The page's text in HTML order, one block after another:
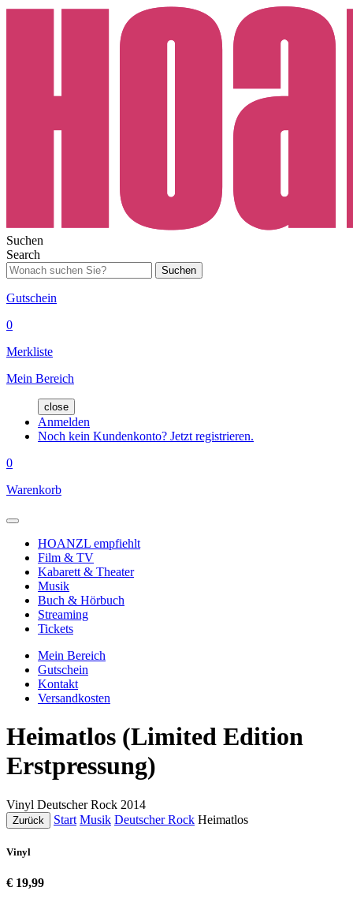
Suchen
Search
Suchen
Gutschein
0
Merkliste
Mein Bereich
close
Anmelden
Noch kein Kundenkonto? Jetzt registrieren.
0
Warenkorb
HOANZL empfiehlt
Film & TV
Kabarett & Theater
Musik
Buch & Hörbuch
Streaming
Tickets
Mein Bereich
Gutschein
Kontakt
Versandkosten
Heimatlos (Limited Edition
Erstpressung)
Vinyl Deutscher Rock 2014
Zurück Start Musik Deutscher Rock Heimatlos
Vinyl
€ 19,99